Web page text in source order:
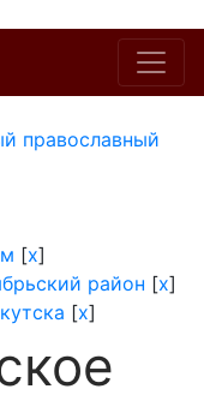
православный
[x]
район [x]
[x]